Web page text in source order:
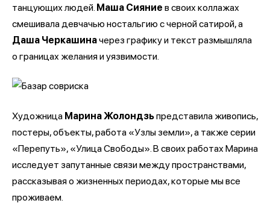
танцующих людей. Маша Сияние в своих коллажах
смешивала девчачью ностальгию с черной сатирой, а
Даша Черкашиначерез графику и текст размышляла
о границах желания и уязвимости.
Художница Марина Жолондзьпредставила живопись,
постеры, объекты, работа «Узлы земли», а также серии
«Перепуть», «Улица Свободы». В своих работах Марина
исследует запутанные связи между пространствами,
рассказывая о жизненных периодах, которые мы все
проживаем.